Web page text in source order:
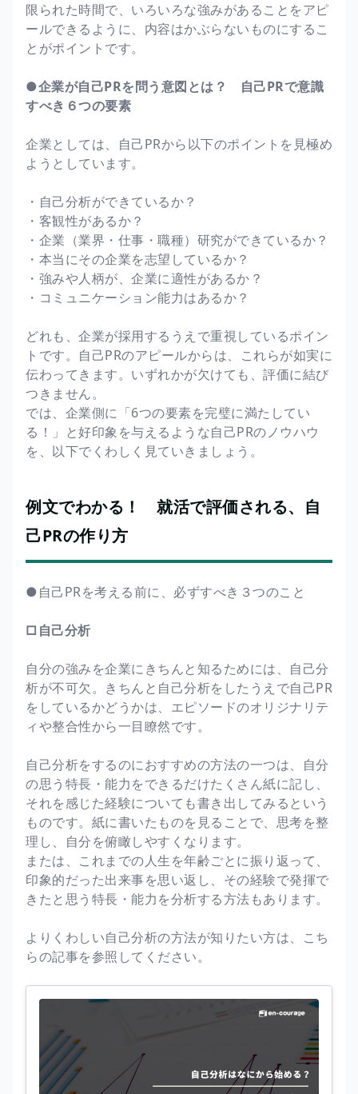
限られた時間で、いろいろな強みがあることをアピ
ールできるように、内容はかぶらないものにするこ
とがポイントです。
●企業が自己PRを問う意図とは？ 自己PRで意識
すべき６つの要素
企業としては、自己PRから以下のポイントを見極め
ようとしています。
・自己分析ができているか？
・客観性があるか？
・企業（業界・仕事・職種）研究ができているか？
・本当にその企業を志望しているか？
・強みや人柄が、企業に適性があるか？
・コミュニケーション能力はあるか？
どれも、企業が採用するうえで重視しているポイン
トです。自己PRのアピールからは、これらが如実に
伝わってきます。いずれかが欠けても、評価に結び
つきません。
では、企業側に「6つの要素を完璧に満たしてい
る！」と好印象を与えるような自己PRのノウハウ
を、以下でくわしく見ていきましょう。
例文でわかる！ 就活で評価される、自
己PRの作り方
●自己PRを考える前に、必ずすべき３つのこと
□自己分析
自分の強みを企業にきちんと知るためには、自己分
析が不可欠。きちんと自己分析をしたうえで自己PR
をしているかどうかは、エピソードのオリジナリテ
ィや整合性から一目瞭然です。
自己分析をするのにおすすめの方法の一つは、自分
の思う特長・能力をできるだけたくさん紙に記し、
それを感じた経験についても書き出してみるという
ものです。紙に書いたものを見ることで、思考を整
理し、自分を俯瞰しやすくなります。
または、これまでの人生を年齢ごとに振り返って、
印象的だった出来事を思い返し、その経験で発揮で
きたと思う特長・能力を分析する方法もあります。
よりくわしい自己分析の方法が知りたい方は、こち
らの記事を参照してください。